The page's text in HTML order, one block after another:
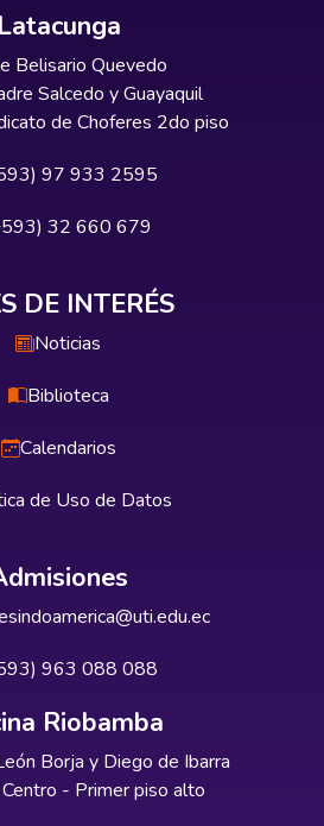
Latacunga
Belisario Quevedo
Salcedo y Guayaquil
de Choferes 2do piso
97 933 2595
32 660 679
DE INTERÉS
Noticias
Biblioteca
Calendarios
de Uso de Datos
963 088 088
Riobamba
Borja y Diego de Ibarra
- Primer piso alto